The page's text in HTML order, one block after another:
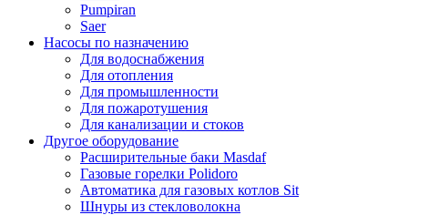
Pumpiran
Saer
Насосы по назначению
Для водоснабжения
Для отопления
Для промышленности
Для пожаротушения
Для канализации и стоков
Другое оборудование
Расширительные баки Masdaf
Газовые горелки Polidoro
Автоматика для газовых котлов Sit
Шнуры из стекловолокна